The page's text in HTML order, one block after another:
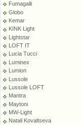
Fumagalli
Globo
Kemar
KINK Light
Lightstar
LOFT IT
Lucia Tucci
Luminex
Lumion
Lussole
Lussole LOFT
Mantra
Maytoni
MW-Light
Natali Kovaltseva